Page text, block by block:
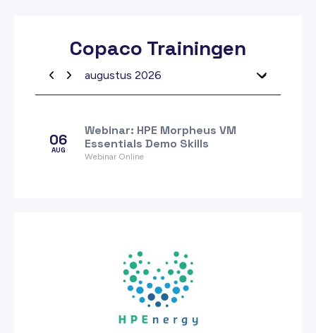
Copaco Trainingen
06
AUG
Webinar: HPE Morpheus VM
Essentials Demo Skills
Webinar Online